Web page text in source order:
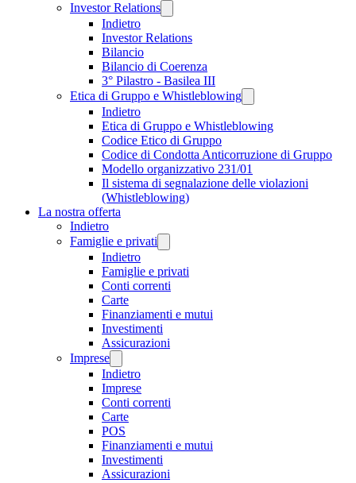
Investor Relations
Indietro
Investor Relations
Bilancio
Bilancio di Coerenza
3° Pilastro - Basilea III
Etica di Gruppo e Whistleblowing
Indietro
Etica di Gruppo e Whistleblowing
Codice Etico di Gruppo
Codice di Condotta Anticorruzione di Gruppo
Modello organizzativo 231/01
Il sistema di segnalazione delle violazioni
(Whistleblowing)
La nostra offerta
Indietro
Famiglie e privati
Indietro
Famiglie e privati
Conti correnti
Carte
Finanziamenti e mutui
Investimenti
Assicurazioni
Imprese
Indietro
Imprese
Conti correnti
Carte
POS
Finanziamenti e mutui
Investimenti
Assicurazioni